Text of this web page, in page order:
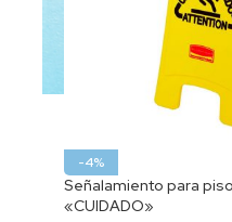
-4%
Señalamiento para
«CUIDADO»